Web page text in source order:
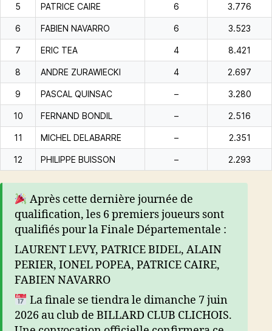
5 PATRICE CAIRE 6 3.776
6 FABIEN NAVARRO 6 3.523
7 ERIC TEA 4 8.421
8 ANDRE ZURAWIECKI 4 2.697
9 PASCAL QUINSAC – 3.280
10 FERNAND BONDIL – 2.516
11 MICHEL DELABARRE – 2.351
12 PHILIPPE BUISSON – 2.293
Après cette dernière journée de
qualification, les 6 premiers joueurs sont
qualifiés pour la Finale Départementale :
LAURENT LEVY, PATRICE BIDEL, ALAIN
PERIER, IONEL POPEA, PATRICE CAIRE,
FABIEN NAVARRO
La finale se tiendra le dimanche 7 juin
2026 au club de BILLARD CLUB CLICHOIS.